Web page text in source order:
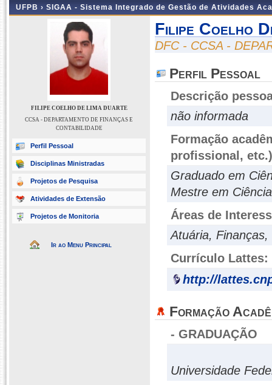
UFPB › SIGAA - Sistema Integrado de Gestão de Atividades
FILIPE COELHO DE LIMA DUARTE
CCSA - DEPARTAMENTO DE FINANÇAS E
CONTABILIDADE
Perfil Pessoal
Disciplinas Ministradas
Projetos de Pesquisa
Atividades de Extensão
Projetos de Monitoria
Ir ao Menu Principal
Filipe Coelho
DFC - CCSA -
Perfil Pessoal
Descrição
não informada
Formação
profissional, etc.)
Graduado em
Mestre em
Áreas de
Atuária, Finanças,
Currículo Lattes:
http://
Formação
- GRADUAÇÃO
Universidade